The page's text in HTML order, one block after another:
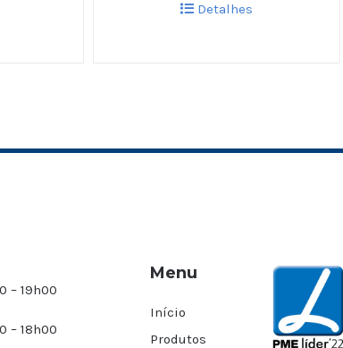
Detalhes
– 19h00
– 18h00
Menu
Início
Produtos